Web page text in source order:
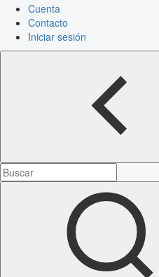
Cuenta
Contacto
Iniciar sesión